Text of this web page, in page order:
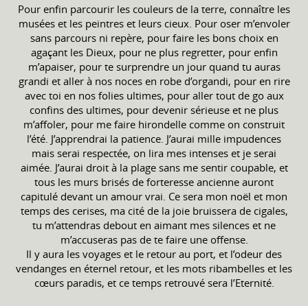
Pour enfin parcourir les couleurs de la terre, connaître les
musées et les peintres et leurs cieux. Pour oser m’envoler
sans parcours ni repère, pour faire les bons choix en
agaçant les Dieux, pour ne plus regretter, pour enfin
m’apaiser, pour te surprendre un jour quand tu auras
grandi et aller à nos noces en robe d’organdi, pour en rire
avec toi en nos folies ultimes, pour aller tout de go aux
confins des ultimes, pour devenir sérieuse et ne plus
m’affoler, pour me faire hirondelle comme on construit
l’été. J’apprendrai la patience. J’aurai mille impudences
mais serai respectée, on lira mes intenses et je serai
aimée. J’aurai droit à la plage sans me sentir coupable, et
tous les murs brisés de forteresse ancienne auront
capitulé devant un amour vrai. Ce sera mon noël et mon
temps des cerises, ma cité de la joie bruissera de cigales,
tu m’attendras debout en aimant mes silences et ne
m’accuseras pas de te faire une offense.
Il y aura les voyages et le retour au port, et l’odeur des
vendanges en éternel retour, et les mots ribambelles et les
cœurs paradis, et ce temps retrouvé sera l’Eternité.